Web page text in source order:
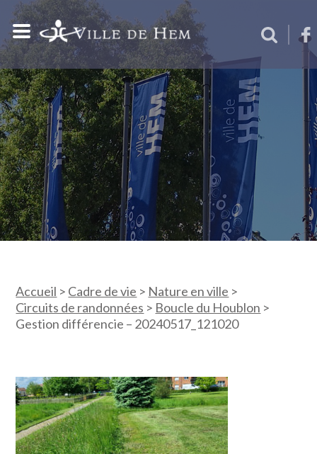
Accueil > Cadre de vie > Nature en ville >
Circuits de randonnées > Boucle du Houblon >
Gestion différencie – 20240517_121020